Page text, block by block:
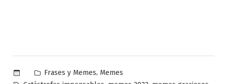
Publicado
Frases y Memes, Memes